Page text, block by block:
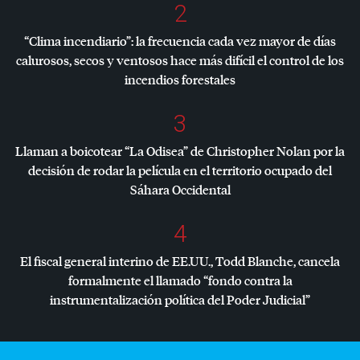
2
“Clima incendiario”: la frecuencia cada vez mayor de días
calurosos, secos y ventosos hace más difícil el control de los
incendios forestales
3
Llaman a boicotear “La Odisea” de Christopher Nolan por la
decisión de rodar la película en el territorio ocupado del
Sáhara Occidental
4
El fiscal general interino de EE.UU., Todd Blanche, cancela
formalmente el llamado “fondo contra la
instrumentalización política del Poder Judicial”